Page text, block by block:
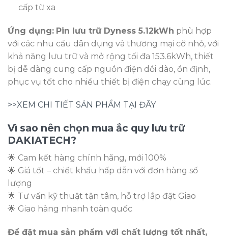
cấp từ xa
Ứng dụng: Pin lưu trữ Dyness 5.12kWh phù hợp
với các nhu cầu dân dụng và thương mại cỡ nhỏ, với
khả năng lưu trữ và mở rộng tối đa 153.6kWh, thiết
bị dễ dàng cung cấp nguồn điện dồi dào, ổn định,
phục vụ tốt cho nhiều thiết bị điện chạy cùng lúc.
>>XEM CHI TIẾT SẢN PHẨM TẠI ĐÂY
Vì sao nên chọn mua ắc quy lưu trữ
DAKIATECH?
🌟 Cam kết hàng chính hãng, mới 100%
🌟 Giá tốt – chiết khấu hấp dẫn với đơn hàng số
lượng
🌟 Tư vấn kỹ thuật tận tâm, hỗ trợ lắp đặt Giao
🌟 Giao hàng nhanh toàn quốc
Để đặt mua sản phẩm với chất lượng tốt nhất,